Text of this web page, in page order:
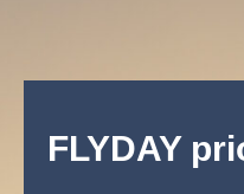
FLYDAY